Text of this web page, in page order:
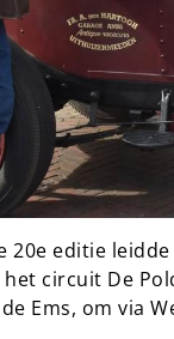
20e editie
circuit De
Ems, om via